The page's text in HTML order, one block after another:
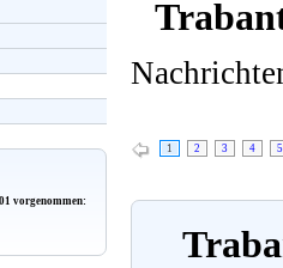
vorgenommen:
1 2 3 4 5